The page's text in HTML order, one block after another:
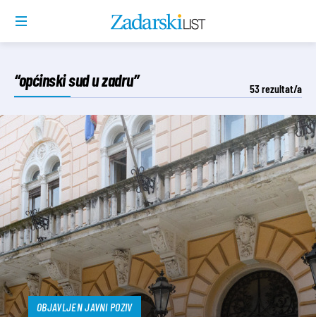
“općinski sud u zadru” 53rezultat/a
OBJAVLJEN JAVNI POZIV